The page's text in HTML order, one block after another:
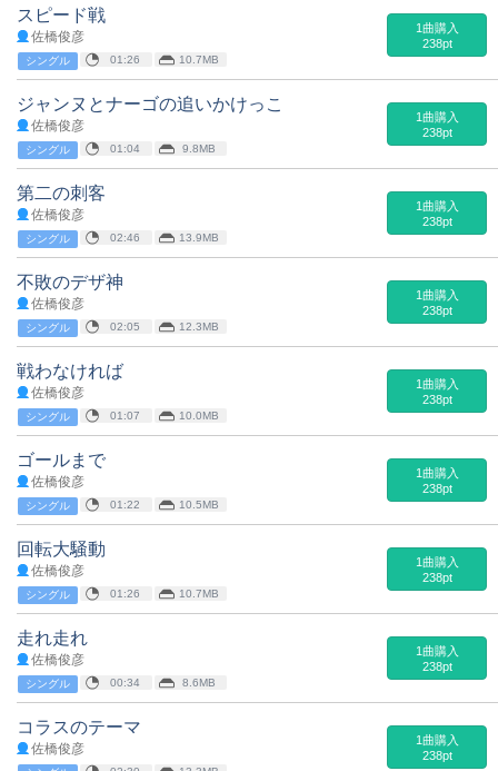
スピード戦
佐橋俊彦
シングル 01:26 10.7MB
1曲購入
238pt
ジャンヌとナーゴの追いかけっこ
佐橋俊彦
シングル 01:04 9.8MB
1曲購入
238pt
第二の刺客
佐橋俊彦
シングル 02:46 13.9MB
1曲購入
238pt
不敗のデザ神
佐橋俊彦
シングル 02:05 12.3MB
1曲購入
238pt
戦わなければ
佐橋俊彦
シングル 01:07 10.0MB
1曲購入
238pt
ゴールまで
佐橋俊彦
シングル 01:22 10.5MB
1曲購入
238pt
回転大騒動
佐橋俊彦
シングル 01:26 10.7MB
1曲購入
238pt
走れ走れ
佐橋俊彦
シングル 00:34 8.6MB
1曲購入
238pt
コラスのテーマ
佐橋俊彦
1曲購入
238pt